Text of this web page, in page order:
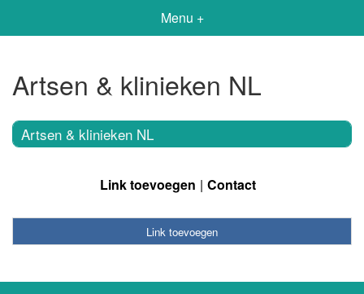
Menu +
Artsen & klinieken NL
Artsen & klinieken NL
Link toevoegen Contact
Link toevoegen